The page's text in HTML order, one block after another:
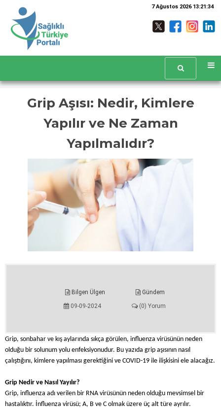
7 Ağustos 2026 13:21:34
Grip Aşısı: Nedir, Kimlere
Yapılır ve Ne Zaman
Yapılmalıdır?
Bilgen Ülgen
Gündem
09-09-2024
(0) Yorum
Grip, sonbahar ve kış aylarında sıkça görülen, influenza virüsünün neden
olduğu bir solunum yolu enfeksiyonudur. Bu yazıda grip aşısının nasıl
çalıştığını, kimlere yapılması gerektiğini ve COVID-19 ile ilişkisini ele alacağız.
Grip Nedir ve Nasıl Yayılır?
Grip, influenza adı verilen bir RNA virüsünün neden olduğu mevsimsel bir
hastalıktır. İnfluenza virüsü; A, B ve C olmak üzere üç alt türe ayrılır.